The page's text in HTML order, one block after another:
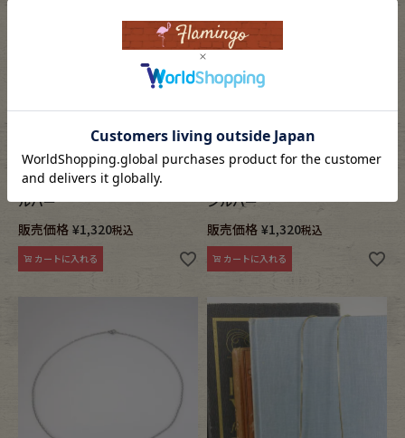
あづきチェーン ネックレス シ
ルバー
販売価格 ¥1,320税込
カートに入れる
シルバー
販売価格 ¥1,320税込
カートに入れる